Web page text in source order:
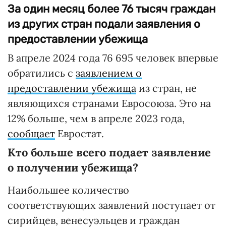
За один месяц более 76 тысяч граждан
из других стран подали заявления о
предоставлении убежища
В апреле 2024 года 76 695 человек впервые
обратились с заявлением о
предоставлении убежища из стран, не
являющихся странами Евросоюза. Это на
12% больше, чем в апреле 2023 года,
сообщает Евростат.
Кто больше всего подает заявление
о получении убежища?
Наибольшее количество
соответствующих заявлений поступает от
сирийцев, венесуэльцев и граждан